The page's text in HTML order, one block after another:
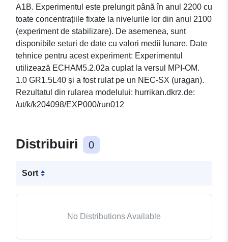
A1B. Experimentul este prelungit până în anul 2200 cu
toate concentrațiile fixate la nivelurile lor din anul 2100
(experiment de stabilizare). De asemenea, sunt
disponibile seturi de date cu valori medii lunare. Date
tehnice pentru acest experiment: Experimentul
utilizează ECHAM5.2.02a cuplat la versul MPI-OM.
1.0 GR1.5L40 și a fost rulat pe un NEC-SX (uragan).
Rezultatul din rularea modelului: hurrikan.dkrz.de:
/ut/k/k204098/EXP000/run012
Distribuiri 0
Sort
No Distributions Available